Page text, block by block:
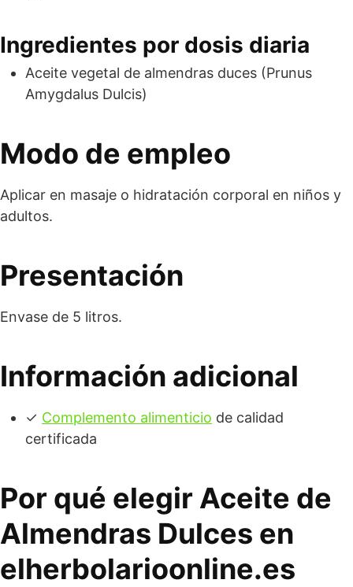
Ingredientes por dosis diaria
Aceite vegetal de almendras duces (Prunus
Amygdalus Dulcis)
Modo de empleo
Aplicar en masaje o hidratación corporal en niños y
adultos.
Presentación
Envase de 5 litros.
Información adicional
✓ Complemento alimenticio de calidad
certificada
Por qué elegir Aceite de
Almendras Dulces en
elherbolarioonline.es